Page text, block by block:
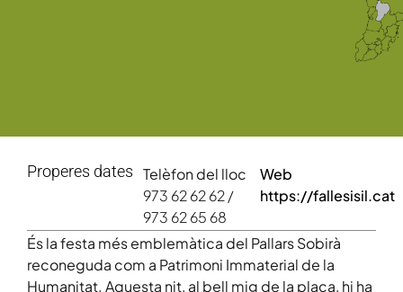
Properes dates Telèfon del lloc
973 62 62 62 /
973 62 65 68
Web
https://fallesisil.cat
És la festa més emblemàtica del Pallars Sobirà
reconeguda com a Patrimoni Immaterial de la
Humanitat. Aquesta nit, al bell mig de la plaça, hi ha